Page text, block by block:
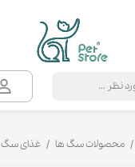
محصولات سگ ها غذای سگ